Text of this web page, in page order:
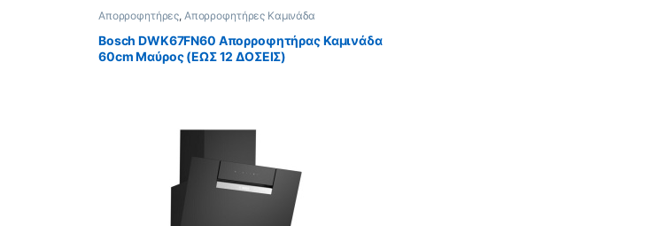
Απορροφητήρες, Απορροφητήρες Καμινάδα
Bosch DWK67FN60 Απορροφητήρας Καμινάδα
60cm Μαύρος (ΕΩΣ 12 ΔΟΣΕΙΣ)